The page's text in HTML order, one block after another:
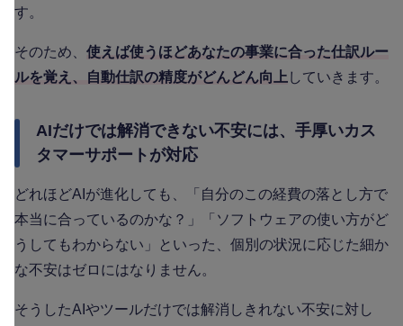
す。
そのため、 使えば使うほどあなたの事業に合った仕訳ルー
ルを覚え、自動仕訳の精度がどんどん向上 していきます。
AIだけでは解消できない不安には、手厚いカス
タマーサポートが対応
どれほどAIが進化しても、「自分のこの経費の落とし方で
本当に合っているのかな？」「ソフトウェアの使い方がど
うしてもわからない」といった、個別の状況に応じた細か
な不安はゼロにはなりません。
そうしたAIやツールだけでは解消しきれない不安に対し